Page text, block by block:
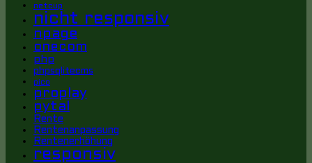
netcup
nicht responsiv
npage
onecom
php
phpsqlitecms
pico
proplay
pytal
Rente
Rentenanpassung
Rentenerhöhung
responsiv